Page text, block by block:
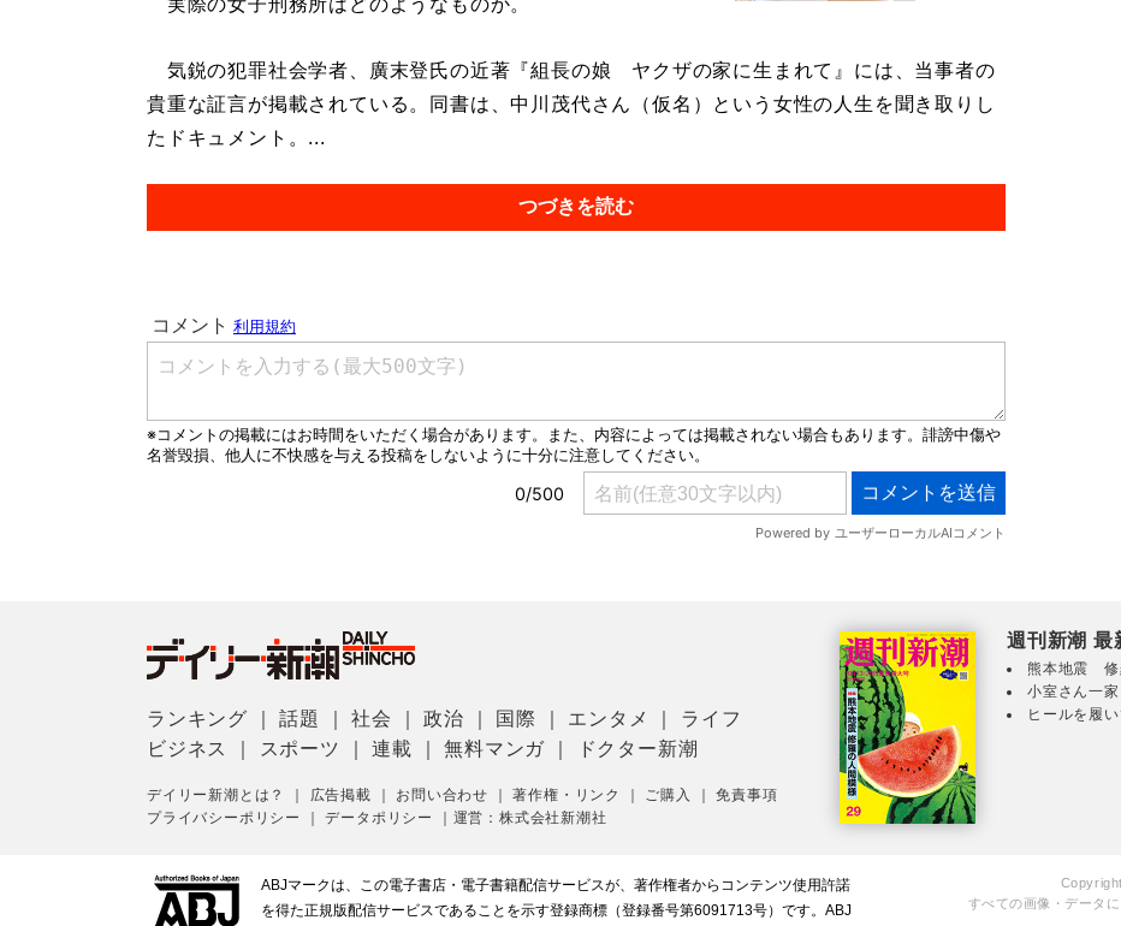
気鋭の犯罪社会学者、廣末登氏の近著『組長の娘 ヤクザの家に生まれて』には、当事者の
貴重な証言が掲載されている。同書は、中川茂代さん（仮名）という女性の人生を聞き取りし
たドキュメント。...
つづきを読む
ランキング ｜話題 ｜社会 ｜政治 国際 エンタメ
ライフ
ビジネス
スポーツ ｜連載 ｜無料マンガ ドクター新潮
デイリー新潮とは？ ｜ 広告掲載 ｜ お問い合わせ ｜著作権・リンク ｜ ご購入 ｜免責事項
プライバシーポリシー
｜データポリシー ｜ 運営：株式会社新潮社
週刊新潮 最
熊本地震 修
小室さん一
ヒールを履
ABJマークは、この電子書店・電子書籍配信サービスが、著作権者からコンテンツ使用許諾
を得た正規版配信サービスであることを示す登録商標（登録番号第6091713号）です。ABJ
すべての画像・データ